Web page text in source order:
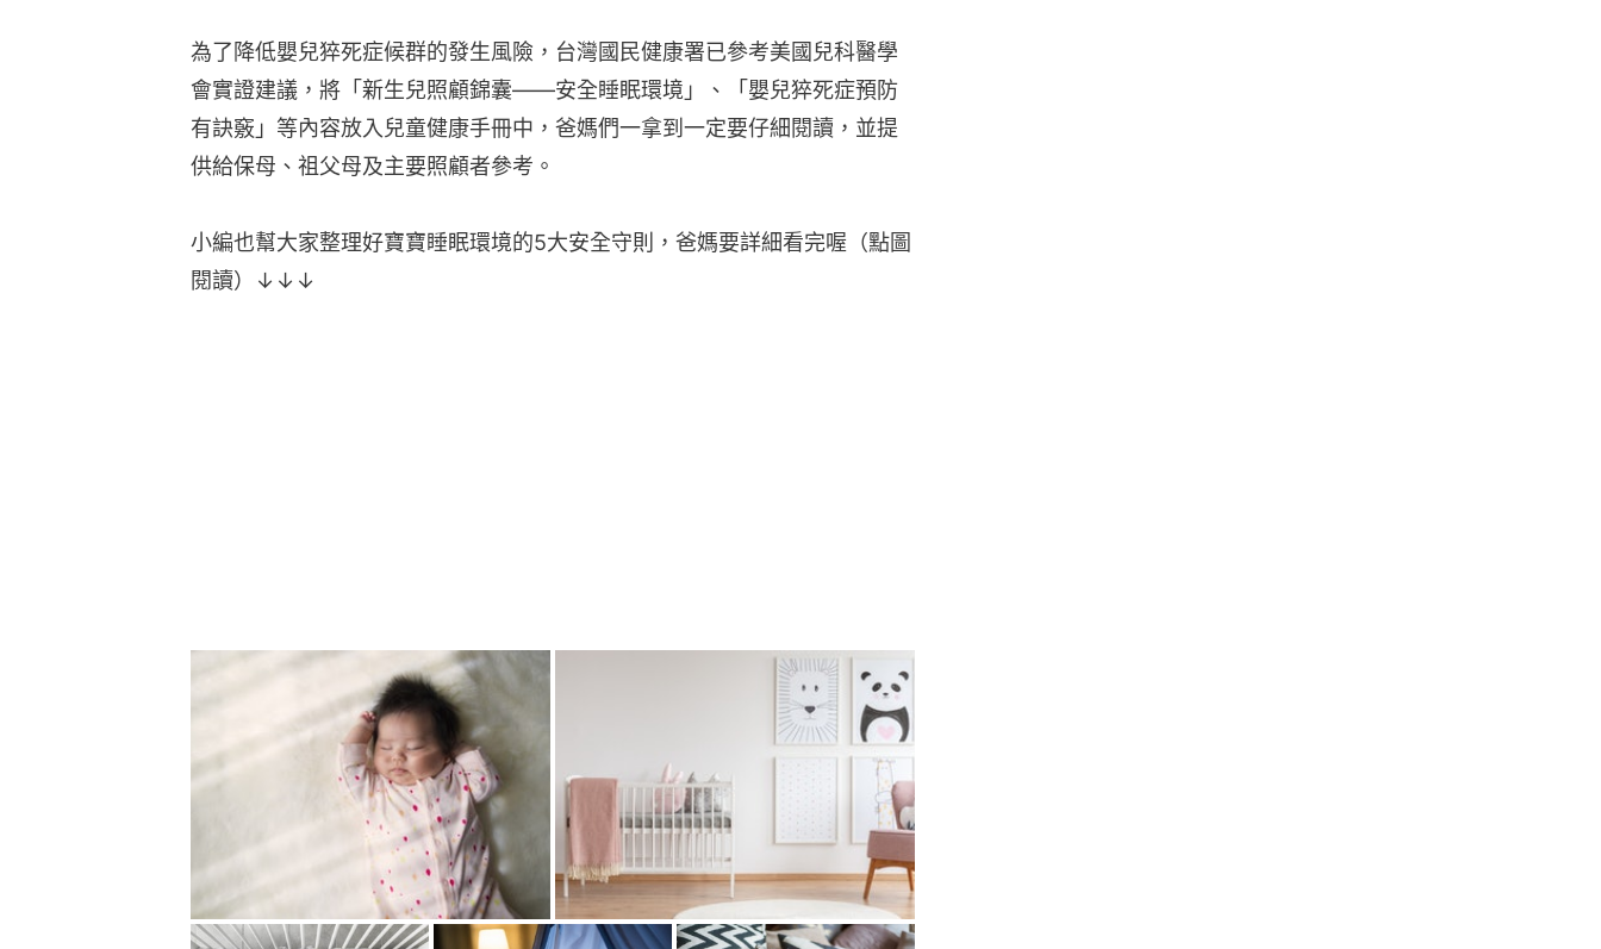
為了降低嬰兒猝死症候群的發生風險，台灣國民健康署已參考美國兒科醫學
會實證建議，將「新生兒照顧錦囊——安全睡眠環境」、「嬰兒猝死症預防
有訣竅」等內容放入兒童健康手冊中，爸媽們一拿到一定要仔細閱讀，並提
供給保母、祖父母及主要照顧者參考。
小編也幫大家整理好寶寶睡眠環境的5大安全守則，爸媽要詳細看完喔（點圖
閱讀）↓↓↓